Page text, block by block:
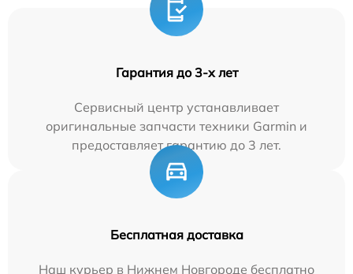
Гарантия до 3-х лет
Сервисный центр устанавливает
оригинальные запчасти техники Garmin и
предоставляет гарантию до 3 лет.
Бесплатная доставка
Наш курьер в Нижнем Новгороде бесплатно